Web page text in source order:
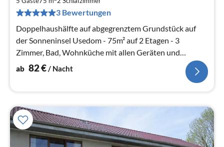
3 Bewertungen
Doppelhaushälfte auf abgegrenztem Grundstück auf
der Sonneninsel Usedom - 75m² auf 2 Etagen - 3
Zimmer, Bad, Wohnküche mit allen Geräten und
sonniger Terrasse
ab 82€/ Nacht